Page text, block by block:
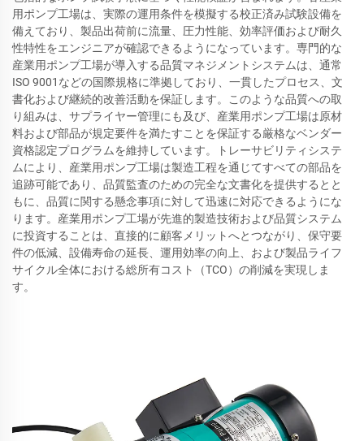
用ポンプ工場は、実際の運用条件を模擬する校正済み試験設備を
備えており、製品出荷前に流量、圧力性能、効率評価および耐久
性特性をエンジニアが確認できるようになっています。専門的な
産業用ポンプ工場が導入する品質マネジメントシステムは、通常
ISO 9001などの国際規格に準拠しており、一貫したプロセス、文
書化および継続的改善活動を保証します。このような品質への取
り組みは、サプライヤー管理にも及び、産業用ポンプ工場は原材
料および部品が規定要件を満たすことを保証する厳格なベンダー
資格認定プログラムを維持しています。トレーサビリティシステ
ムにより、産業用ポンプ工場は製造工程を通じてすべての部品を
追跡可能であり、品質監査のための完全な文書化を提供するとと
もに、品質に関する懸念事項に対して迅速に対応できるようにな
ります。産業用ポンプ工場が先進的製造技術および品質システム
に投資することは、直接的に顧客メリットへとつながり、保守要
件の低減、設備寿命の延長、運用効率の向上、および製品ライフ
サイクル全体における総所有コスト（TCO）の削減を実現しま
す。